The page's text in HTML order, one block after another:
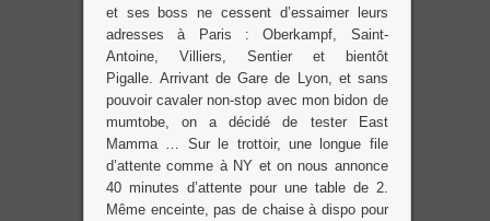
et ses boss ne cessent d’essaimer leurs
adresses à Paris : Oberkampf, Saint-
Antoine, Villiers, Sentier et bientôt
Pigalle. Arrivant de Gare de Lyon, et sans
pouvoir cavaler non-stop avec mon bidon de
mumtobe, on a décidé de tester East
Mamma … Sur le trottoir, une longue file
d’attente comme à NY et on nous annonce
40 minutes d’attente pour une table de 2.
Même enceinte, pas de chaise à dispo pour